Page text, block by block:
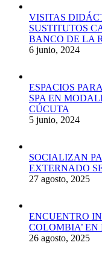
VISITAS
SUSTITUTOS
BANCO DE LA
6 junio, 2024
ESPACIOS
SPA EN
CÚCUTA
5 junio, 2024
SOCIALIZAN
EXTERNADO
27 agosto, 2025
ENCUENTRO
COLOMBIA’ EN
26 agosto, 2025